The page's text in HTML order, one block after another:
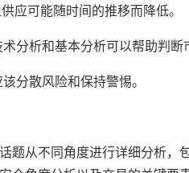
应可能随时间的推移而降低。
分析和基本分析可以帮助判断
分散风险和保持警惕。
题从不同角度进行详细分析，